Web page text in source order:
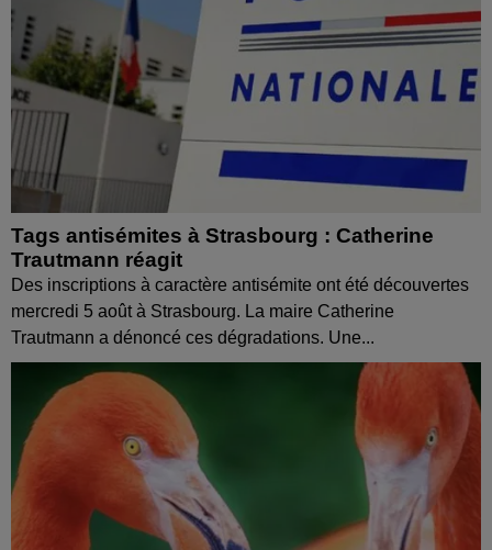
Tags antisémites à Strasbourg : Catherine
Trautmann réagit
Des inscriptions à caractère antisémite ont été découvertes
mercredi 5 août à Strasbourg. La maire Catherine
Trautmann a dénoncé ces dégradations. Une...